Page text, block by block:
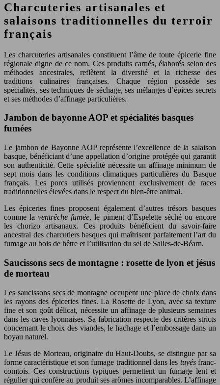
Charcuteries artisanales et
salaisons traditionnelles du terroir
français
Les charcuteries artisanales constituent l’âme de toute épicerie fine
régionale digne de ce nom. Ces produits carnés, élaborés selon des
méthodes ancestrales, reflètent la diversité et la richesse des
traditions culinaires françaises. Chaque région possède ses
spécialités, ses techniques de séchage, ses mélanges d’épices secrets
et ses méthodes d’affinage particulières.
Jambon de bayonne AOP et spécialités basques
fumées
Le jambon de Bayonne AOP représente l’excellence de la salaison
basque, bénéficiant d’une appellation d’origine protégée qui garantit
son authenticité. Cette spécialité nécessite un affinage minimum de
sept mois dans les conditions climatiques particulières du Basque
français. Les porcs utilisés proviennent exclusivement de races
traditionnelles élevées dans le respect du bien-être animal.
Les épiceries fines proposent également d’autres trésors basques
comme laventrêche fumée, le piment d’Espelette séché ou encore
les chorizo artisanaux. Ces produits bénéficient du savoir-faire
ancestral des charcutiers basques qui maîtrisent parfaitement l’art du
fumage au bois de hêtre et l’utilisation du sel de Salies-de-Béarn.
Saucissons secs de montagne : rosette de lyon et jésus
de morteau
Les saucissons secs de montagne occupent une place de choix dans
les rayons des épiceries fines. La Rosette de Lyon, avec sa texture
fine et son goût délicat, nécessite un affinage de plusieurs semaines
dans les caves lyonnaises. Sa fabrication respecte des critères stricts
concernant le choix des viandes, le hachage et l’embossage dans un
boyau naturel.
Le Jésus de Morteau, originaire du Haut-Doubs, se distingue par sa
forme caractéristique et son fumage traditionnel dans les tuyésfranc-
comtois. Ces constructions typiques permettent un fumage lent et
régulier qui confère au produit ses arômes incomparables. L’affinage